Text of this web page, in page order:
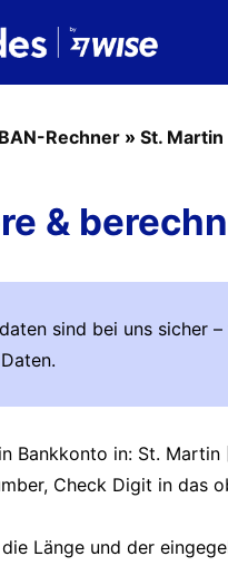
Rechner » St. Martin
&
sind bei uns sicher
Bankkonto in: St.
Check Digit in das
Länge und der